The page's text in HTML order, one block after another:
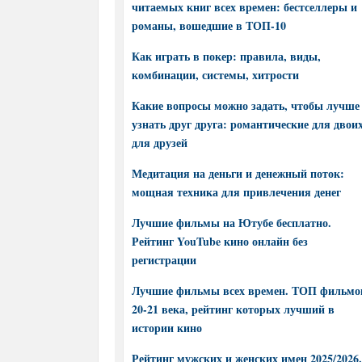
читаемых книг всех времен: бестселлеры и
романы, вошедшие в ТОП-10
Как играть в покер: правила, виды,
комбинации, системы, хитрости
Какие вопросы можно задать, чтобы лучше
узнать друг друга: романтические для
для друзей
Медитация на деньги и денежный поток:
мощная техника для привлечения денег
Лучшие фильмы на Ютубе бесплатно.
Рейтинг YouTube кино онлайн без
регистрации
Лучшие фильмы всех времен. ТОП
20-21 века, рейтинг которых лучший в
истории кино
Рейтинг мужских и женских имен 2025/2026.